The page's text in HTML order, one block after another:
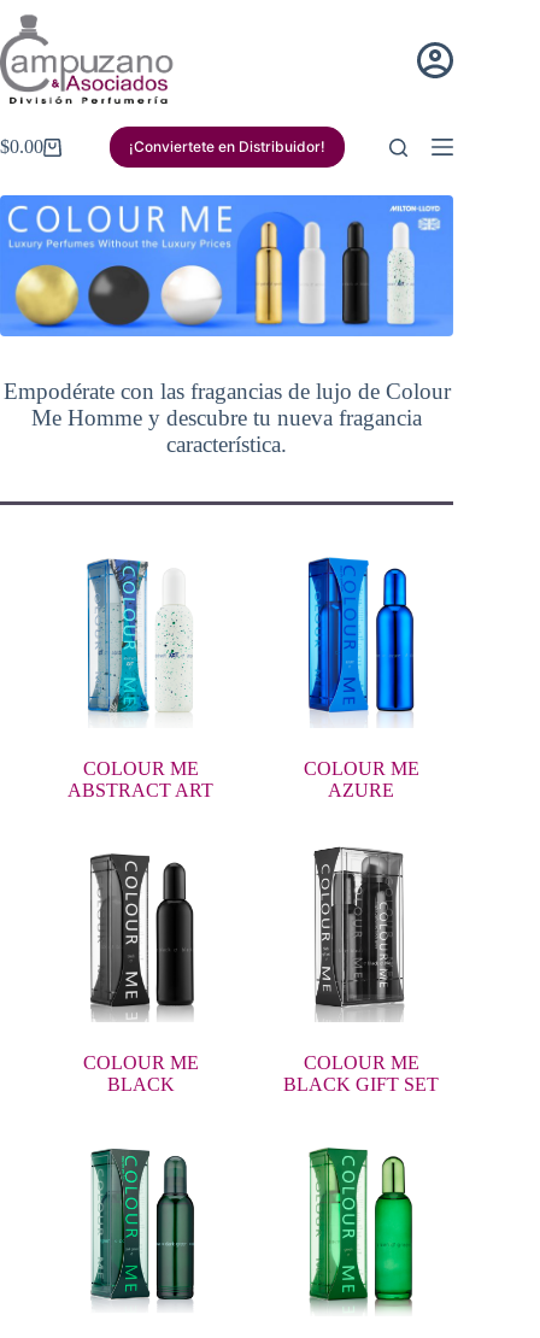
contenido
Carro
compra
$0.00 ¡Conviertete en Distribuidor!
Empodérate con las fragancias de lujo de Colour
Me Homme y descubre tu nueva fragancia
característica.
COLOUR ME
ABSTRACT ART
COLOUR ME
AZURE
COLOUR ME
BLACK
COLOUR ME
BLACK GIFT SET